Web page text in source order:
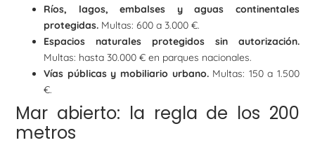
Ríos, lagos, embalses y aguas continentales
protegidas. Multas: 600 a 3.000 €.
Espacios naturales protegidos sin autorización.
Multas: hasta 30.000 € en parques nacionales.
Vías públicas y mobiliario urbano.Multas: 150 a 1.500
€.
Mar abierto: la regla de los 200
metros